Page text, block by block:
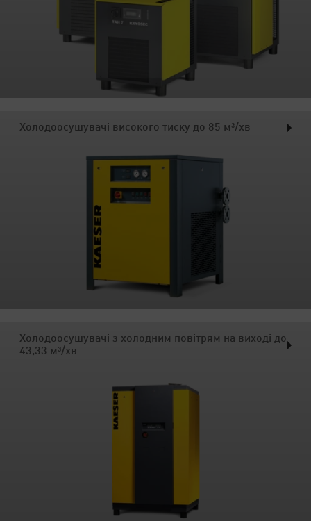
Холодоосушувачі високого тиску до 85 м³/хв
Холодоосушувачі з холодним повітрям на виході до
43,33 м³/хв